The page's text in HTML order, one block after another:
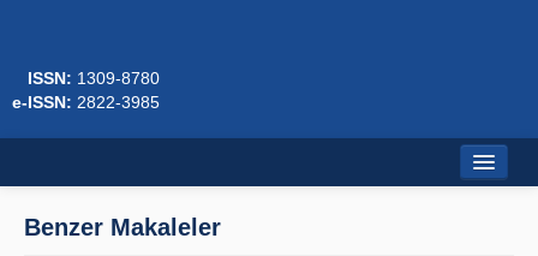
ISSN: 1309-8780
e-ISSN: 2822-3985
Benzer Makaleler